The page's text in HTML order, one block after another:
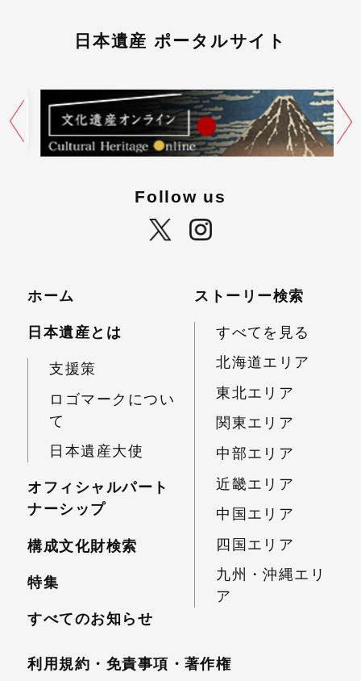
日本遺産 ポータルサイト
Follow us
ホーム
日本遺産とは
支援策
ロゴマークについ
て
日本遺産大使
オフィシャルパート
ナーシップ
構成文化財検索
特集
すべてのお知らせ
ストーリー検索
すべてを見る
北海道エリア
東北エリア
関東エリア
中部エリア
近畿エリア
中国エリア
四国エリア
九州・沖縄エリ
ア
利用規約・免責事項・著作権